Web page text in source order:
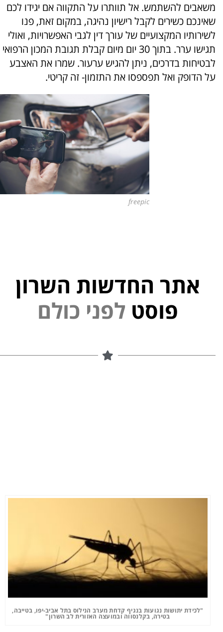
משאבים להשתמש. אל תוותרו על התקווה אם יגידו לכם
שאינכם כשירים לקבל רישיון נהיגה, במקום זאת, פנו
לשירותיו המקצועיים של עורך דין לגבי האפשרויות, ואולי
תגישו ערר. בתוך 30 יום מיום קבלת תגובת המכון הרפואי
לבטיחות בדרכים, ניתן להגיש ערעור. שמרו את האצבע
על הדופק ואל תפספסו את התזמון- זה קריטי.
freepic
אתר החדשות השרון
פוסט
"לכידת יתושות נגועות בנגיף קדחת מערב הנילוס בתל אביב-יפו, בטייבה,
בטירה, בקלנסווה ובמועצה האזורית לב השרון"